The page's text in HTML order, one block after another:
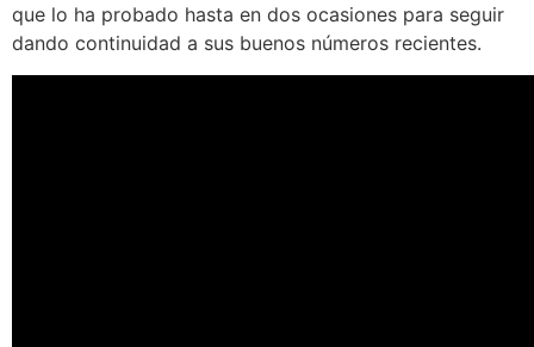
que lo ha probado hasta en dos ocasiones para seguir
dando continuidad a sus buenos números recientes.